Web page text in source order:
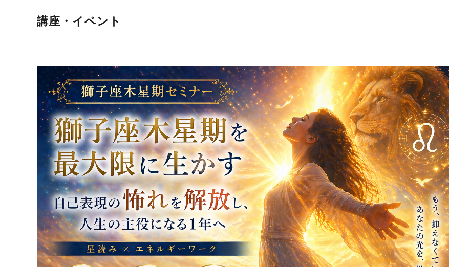
講座・イベント